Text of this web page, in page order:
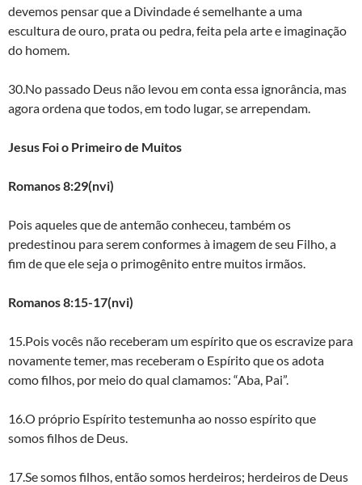
devemos pensar que a Divindade é semelhante a uma
escultura de ouro, prata ou pedra, feita pela arte e imaginação
do homem.
30.No passado Deus não levou em conta essa ignorância, mas
agora ordena que todos, em todo lugar, se arrependam.
Jesus Foi o Primeiro de Muitos
Romanos 8:29(nvi)
Pois aqueles que de antemão conheceu, também os
predestinou para serem conformes à imagem de seu Filho, a
fim de que ele seja o primogênito entre muitos irmãos.
Romanos 8:15-17(nvi)
15.Pois vocês não receberam um espírito que os escravize para
novamente temer, mas receberam o Espírito que os adota
como filhos, por meio do qual clamamos: “Aba, Pai”.
16.O próprio Espírito testemunha ao nosso espírito que
somos filhos de Deus.
17.Se somos filhos, então somos herdeiros; herdeiros de Deus